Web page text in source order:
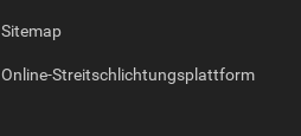
Sitemap
Online-Streitschlichtungsplattform